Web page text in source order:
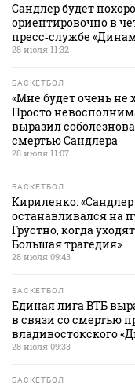
Сандлер будет
ориентировочно в
пресс‑службе
28 июля 11:32
БАСКЕТБОЛ
«Мне будет очень не
Просто
выразил
смертью Сандлера
28 июля 11:07
БАСКЕТБОЛ
Кириленко:
останавливался на
Грустно, когда
Большая трагедия»
28 июля 09:43
БАСКЕТБОЛ
Единая лига ВТБ
в связи со смертью
владивостокского
28 июля 09:33
БАСКЕТБОЛ